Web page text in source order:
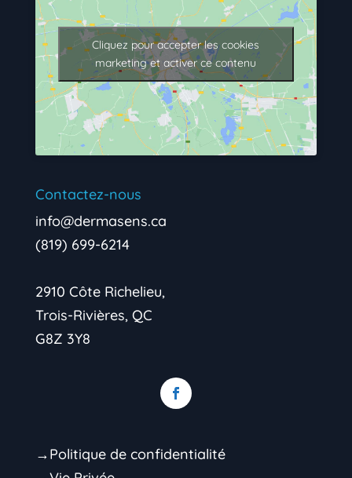
Cliquez pour accepter les cookies
marketing et activer ce contenu
Contactez-nous
info@dermasens.ca
(819) 699-6214
2910 Côte Richelieu,
Trois-Rivières, QC
G8Z 3Y8
→Politique de confidentialité